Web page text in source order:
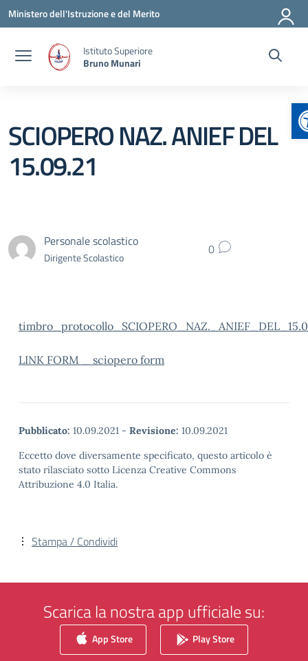
Vai ai contenuti
Vai al menu di navigazione
Vai al footer
Ministero dell'Istruzione e del Merito
Istituto Superiore
Bruno Munari
SCIOPERO NAZ. ANIEF DEL
15.09.21
Personale scolastico
Dirigente Scolastico 0
LINK FORM _ sciopero form
Pubblicato: 10.09.2021 - Revisione: 10.09.2021
Eccetto dove diversamente specificato, questo articolo è
stato rilasciato sotto Licenza Creative Commons
Attribuzione 4.0 Italia.
Stampa / Condividi
Scarica la nostra app ufficiale su:
App Store Play Store